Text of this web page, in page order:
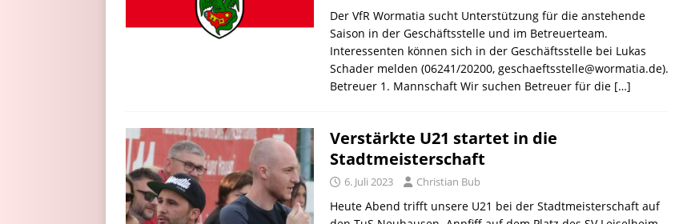
Der VfR Wormatia sucht Unterstützung für die anstehende
Saison in der Geschäftsstelle und im Betreuerteam.
Interessenten können sich in der Geschäftsstelle bei Lukas
Schader melden (06241/20200, geschaeftsstelle@wormatia.de).
Betreuer 1. Mannschaft Wir suchen Betreuer für die […]
Verstärkte U21 startet in die
Stadtmeisterschaft
6. Juli 2023 Christian Bub
Heute Abend trifft unsere U21 bei der Stadtmeisterschaft auf